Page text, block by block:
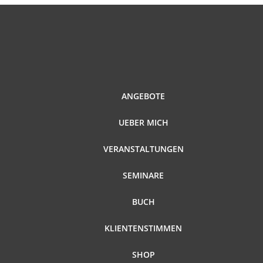
ANGEBOTE
UEBER MICH
VERANSTALTUNGEN
SEMINARE
BUCH
KLIENTENSTIMMEN
SHOP